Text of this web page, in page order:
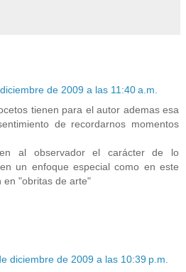
de 2009 a las 11:40 a.m.
tienen para el autor ademas esa
de recordarnos momentos
al observador el carácter de lo
un enfoque especial como en este
en "obritas de arte"
diciembre de 2009 a las 10:39 p.m.